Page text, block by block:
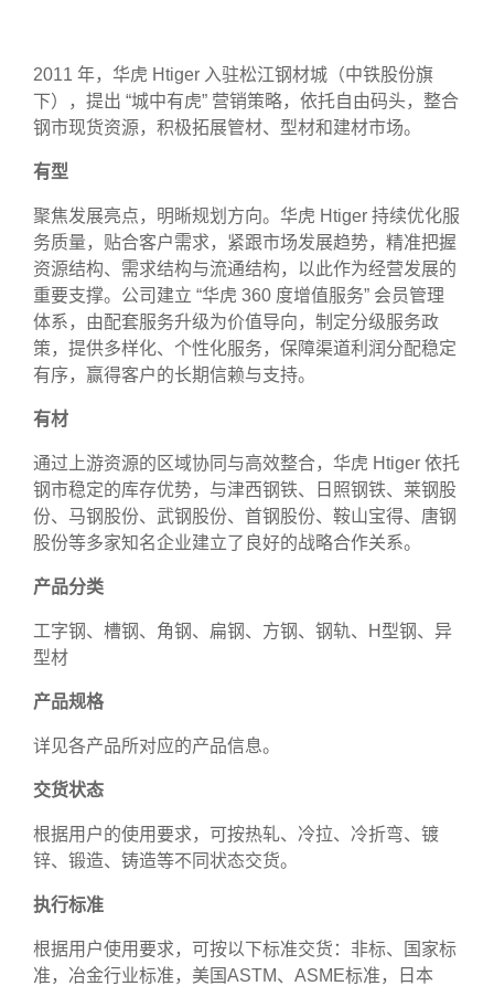
2011 年，华虎 Htiger 入驻松江钢材城（中铁股份旗
下），提出 “城中有虎” 营销策略，依托自由码头，整合
钢市现货资源，积极拓展管材、型材和建材市场。
有型
聚焦发展亮点，明晰规划方向。华虎 Htiger 持续优化服
务质量，贴合客户需求，紧跟市场发展趋势，精准把握
资源结构、需求结构与流通结构，以此作为经营发展的
重要支撑。公司建立 “华虎 360 度增值服务” 会员管理
体系，由配套服务升级为价值导向，制定分级服务政
策，提供多样化、个性化服务，保障渠道利润分配稳定
有序，赢得客户的长期信赖与支持。
有材
通过上游资源的区域协同与高效整合，华虎 Htiger 依托
钢市稳定的库存优势，与津西钢铁、日照钢铁、莱钢股
份、马钢股份、武钢股份、首钢股份、鞍山宝得、唐钢
股份等多家知名企业建立了良好的战略合作关系。
产品分类
工字钢、槽钢、角钢、扁钢、方钢、钢轨、H型钢、异
型材
产品规格
详见各产品所对应的产品信息。
交货状态
根据用户的使用要求，可按热轧、冷拉、冷折弯、镀
锌、锻造、铸造等不同状态交货。
执行标准
根据用户使用要求，可按以下标准交货：非标、国家标
准，冶金行业标准，美国ASTM、ASME标准，日本